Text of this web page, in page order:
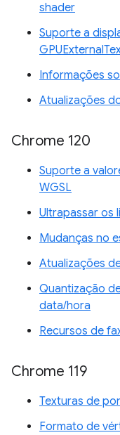
shader
Suporte a
Informações
Atualizações
Chrome 120
Suporte a
WGSL
Ultrapassar os
Mudanças no
Atualizações
Quantização
data/hora
Recursos de
Chrome 119
Texturas de
Formato de